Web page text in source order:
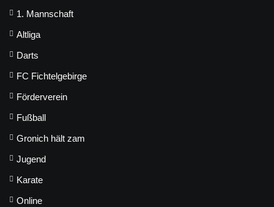
1. Mannschaft
Altliga
Darts
FC Fichtelgebirge
Förderverein
Fußball
Gronich hält zam
Jugend
Karate
Online